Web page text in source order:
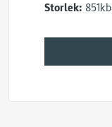
Storlek: 851kb